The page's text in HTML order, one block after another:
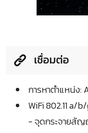
เชื่อมต่อ
การหาตำแหน่ง:
WiFi 802.11 a/
- จุดกระจายสั